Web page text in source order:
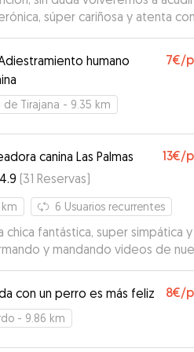
súper cariñosa y atenta con
y nuestro gato. 100%
nosotros fue una nueva
cual teníamos muchas dudas y
quien dejar a nuestros
a Verónica y ver cómo los trata
humano
7€/
de Tirajana - 9.35 km
canina Las Palmas 13€/
4.9 (31 Reservas)
km 6 Usuarios recurrentes
chica fantástica, super simpática
y mandando videos de
La peque ha estado genial y
100%!!
con un perro es más feliz 8€/
- 9.86 km